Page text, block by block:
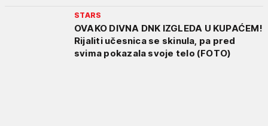
STARS
OVAKO DIVNA DNK IZGLEDA U KUPAĆEM!
Rijaliti učesnica se skinula, pa pred
svima pokazala svoje telo (FOTO)